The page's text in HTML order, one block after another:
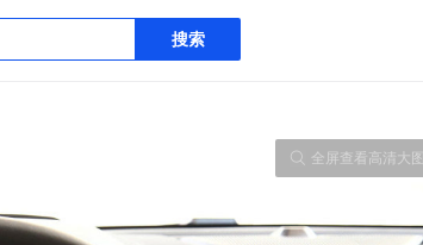
搜索
全屏查看高清大图